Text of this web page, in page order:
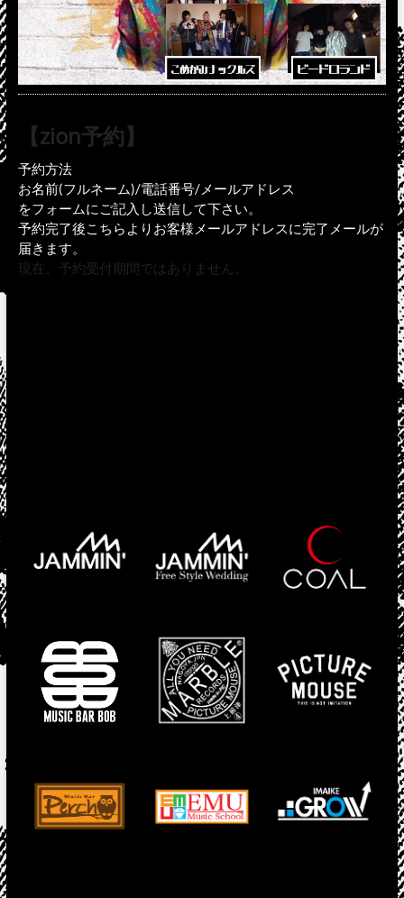
【zion予約】
予約方法
お名前(フルネーム)/電話番号/メールアドレス
をフォームにご記入し送信して下さい。
予約完了後こちらよりお客様メールアドレスに完了メールが
届きます。
現在、予約受付期間ではありません。